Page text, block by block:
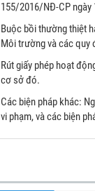
155/2016/NĐ-CP ngày
Buộc bồi thường thiệt
Môi trường và các quy
Rút giấy phép hoạt
cơ sở đó.
Các biện pháp khác:
vi phạm, và các biện